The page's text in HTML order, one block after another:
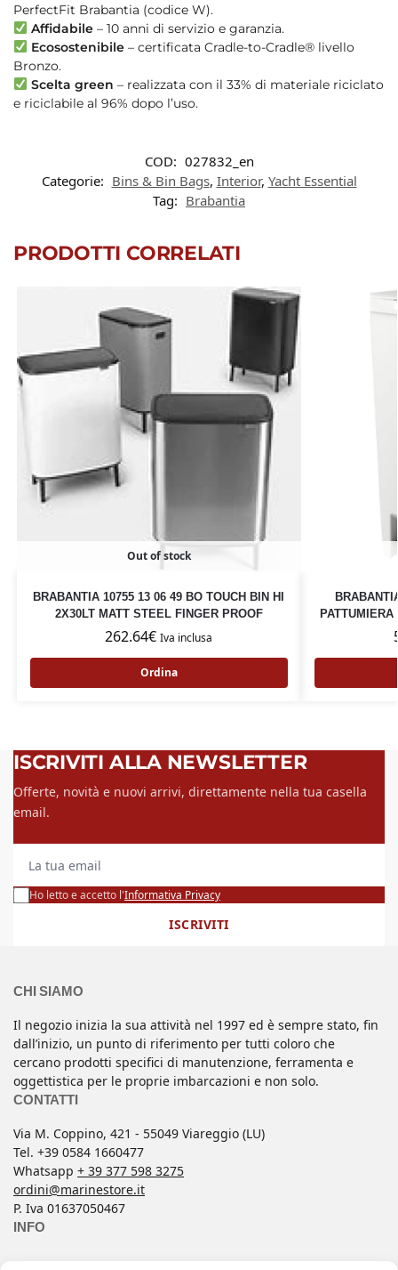
PerfectFit Brabantia (codice W).
Affidabile– 10 anni di servizio e garanzia.
Ecosostenibile– certificata Cradle-to-Cradle® livello
Bronzo.
Scelta green – realizzata con il 33% di materiale riciclato
e riciclabile al 96% dopo l’uso.
COD: 027832_en
Categorie: Bins & Bin Bags, Interior, Yacht Essential
Tag: Brabantia
PRODOTTI CORRELATI
Out of stock
BRABANTIA 10755 13 06 49 BO TOUCH BIN HI
2X30LT MATT STEEL FINGER PROOF
262.64€ Iva inclusa
Ordina
ISCRIVITI ALLA NEWSLETTER
Offerte, novità e nuovi arrivi, direttamente nella tua casella
email.
Ho letto e accetto l'Informativa Privacy
ISCRIVITI
CHI SIAMO
Il negozio inizia la sua attività nel 1997 ed è sempre stato, fin
dall’inizio, un punto di riferimento per tutti coloro che
cercano prodotti specifici di manutenzione, ferramenta e
oggettistica per le proprie imbarcazioni e non solo.
CONTATTI
Via M. Coppino, 421 - 55049 Viareggio (LU)
Tel. +39 0584 1660477
Whatsapp + 39 377 598 3275
ordini@marinestore.it
P. Iva 01637050467
INFO